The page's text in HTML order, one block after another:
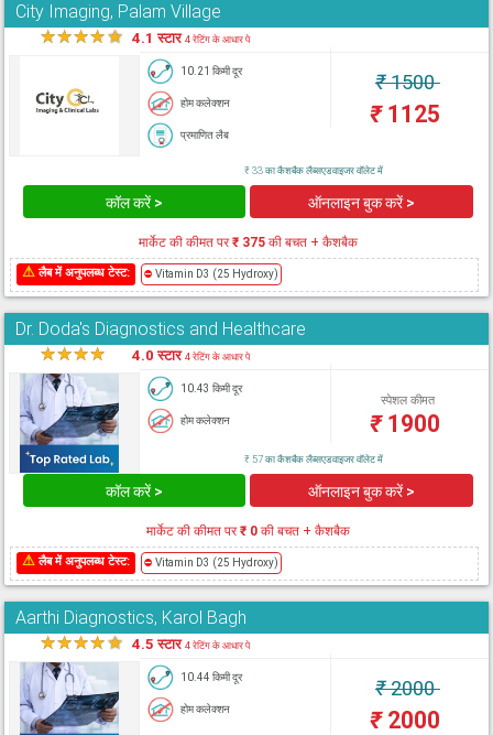
City Imaging, Palam Village
★★★★★ 4.1 स्टार4 रेटिंग के आधार पे
10.21 किमी दूर
होम कलेक्शन
प्रमाणित लैब
₹1500
₹1125
₹ 33 का कैशबैक लैब्सएडवाइजर वॉलेट में
कॉल करें > ऑनलाइन बुक करें >
मार्केट की कीमत पर₹ 375की बचत + कैशबैक
⚠लैब में अनुपलब्ध टेस्ट: ⛔ Vitamin D3 (25 Hydroxy)
Dr. Doda's Diagnostics and Healthcare
★★★★ 4.0 स्टार4 रेटिंग के आधार पे
10.43 किमी दूर
होम कलेक्शन
स्पेशल कीमत
₹1900
₹ 57 का कैशबैक लैब्सएडवाइजर वॉलेट में
कॉल करें > ऑनलाइन बुक करें >
मार्केट की कीमत पर₹ 0की बचत + कैशबैक
⚠लैब में अनुपलब्ध टेस्ट: ⛔ Vitamin D3 (25 Hydroxy)
Aarthi Diagnostics, Karol Bagh
★★★★★ 4.5 स्टार4 रेटिंग के आधार पे
10.44 किमी दूर
होम कलेक्शन
₹2000
₹2000